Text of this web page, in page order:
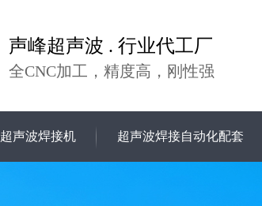
声峰超声波 . 行业代工厂
全CNC加工，精度高，刚性强
超声波焊接机 超声波焊接自动化配套